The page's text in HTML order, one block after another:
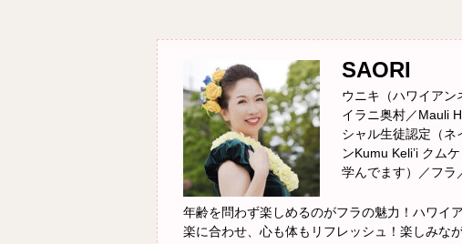
SAORI
ウニキ（ハワイアン
イラニ奥村／Mauli
シャル生徒認定（ネ
ンKumu Keli’i クム
学んでます）／フラ
年齢を問わず楽しめるのがフラの魅力！ハワイ
楽に合わせ、心も体もリフレッシュ！楽しみな